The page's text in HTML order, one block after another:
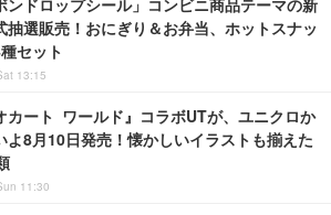
ンドロップシール」コンビニ商品テーマの新
抽選販売！おにぎり＆お弁当、ホットスナッ
セット
13:15
カート ワールド』コラボUTが、ユニクロか
よ8月10日発売！懐かしいイラストも揃えた
11:30